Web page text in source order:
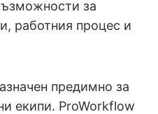
за
работния процес и
предимно за
екипи. ProWorkflow